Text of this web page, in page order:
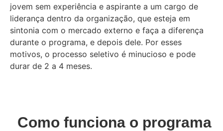
jovem sem experiência e aspirante a um cargo de
liderança dentro da organização, que esteja em
sintonia com o mercado externo e faça a diferença
durante o programa, e depois dele. Por esses
motivos, o processo seletivo é minucioso e pode
durar de 2 a 4 meses.
Como funciona o programa